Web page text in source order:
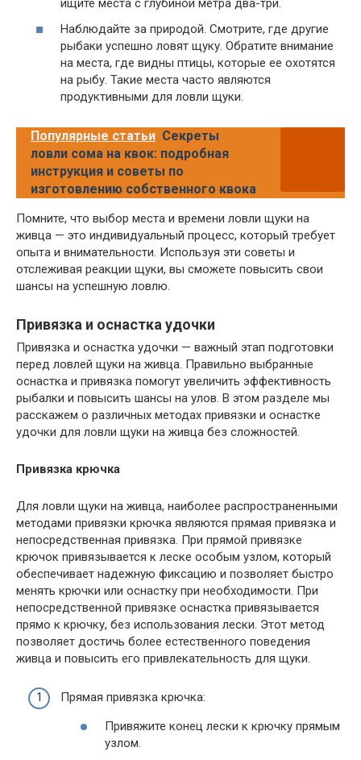
ищите места с глубиной метра два-три.
Наблюдайте за природой. Смотрите, где другие
рыбаки успешно ловят щуку. Обратите внимание
на места, где видны птицы, которые ее охотятся
на рыбу. Такие места часто являются
продуктивными для ловли щуки.
Популярные статьи Секреты
ловли сома на квок: подробная
инструкция и советы по
изготовлению собственного квока
Помните, что выбор места и времени ловли щуки на
живца — это индивидуальный процесс, который требует
опыта и внимательности. Используя эти советы и
отслеживая реакции щуки, вы сможете повысить свои
шансы на успешную ловлю.
Привязка и оснастка удочки
Привязка и оснастка удочки — важный этап подготовки
перед ловлей щуки на живца. Правильно выбранные
оснастка и привязка помогут увеличить эффективность
рыбалки и повысить шансы на улов. В этом разделе мы
расскажем о различных методах привязки и оснастке
удочки для ловли щуки на живца без сложностей.
Привязка крючка
Для ловли щуки на живца, наиболее распространенными
методами привязки крючка являются прямая привязка и
непосредственная привязка. При прямой привязке
крючок привязывается к леске особым узлом, который
обеспечивает надежную фиксацию и позволяет быстро
менять крючки или оснастку при необходимости. При
непосредственной привязке оснастка привязывается
прямо к крючку, без использования лески. Этот метод
позволяет достичь более естественного поведения
живца и повысить его привлекательность для щуки.
Прямая привязка крючка:
Привяжите конец лески к крючку прямым
узлом.